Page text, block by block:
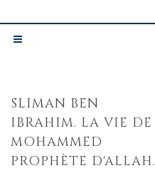
SLIMAN BEN
IBRAHIM. LA VIE DE
MOHAMMED
PROPHÈTE D'ALLAH.